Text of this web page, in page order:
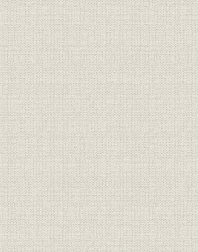
歴代社長
歴代社長